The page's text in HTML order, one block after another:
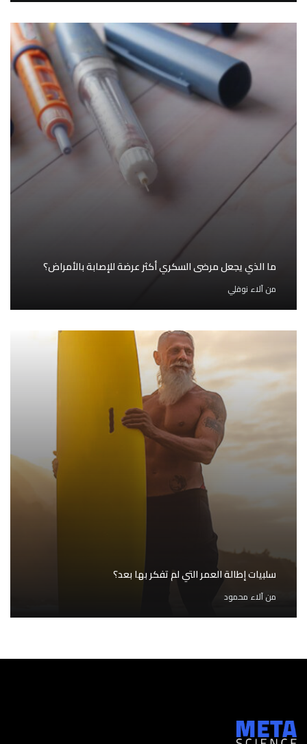
ما الذي يجعل مرضى السكري أكثر عرضة للإصابة بالأمراض؟
منآلاء نوفلي
سلبيات إطالة العمر التي لم تفكر بها بعد؟
منآلاء محمود